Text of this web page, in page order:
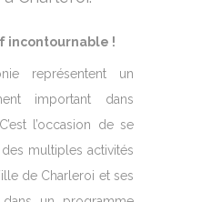
incontournable !
représentent un
important dans
l’occasion de se
multiples activités
de Charleroi et ses